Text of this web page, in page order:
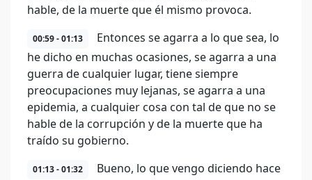
hable, de la muerte que él mismo provoca.
00:59 - 01:13
Entonces se agarra a lo que sea, lo
he dicho en muchas ocasiones, se agarra a una
guerra de cualquier lugar, tiene siempre
preocupaciones muy lejanas, se agarra a una
epidemia, a cualquier cosa con tal de que no se
hable de la corrupción y de la muerte que ha
traído su gobierno.
01:13 - 01:32
Bueno, lo que vengo diciendo hace